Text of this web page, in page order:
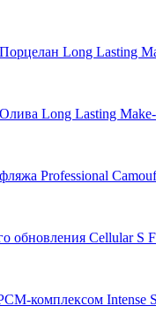
Long Lasting
Long Lasting
Professional
обновления Cellular S
комплексом Intense